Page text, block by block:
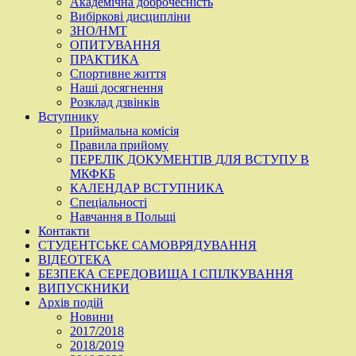
Вибіркові дисципліни
ЗНО/НМТ
ОПИТУВАННЯ
ПРАКТИКА
Спортивне життя
Наші досягнення
Розклад дзвінків
Вступнику
Приймальна комісія
Правила прийому
ПЕРЕЛІК ДОКУМЕНТІВ ДЛЯ ВСТУПУ В
МКФКБ
КАЛЕНДАР ВСТУПНИКА
Спеціальності
Навчання в Польщі
Контакти
СТУДЕНТСЬКЕ САМОВРЯДУВАННЯ
ВІДЕОТЕКА
БЕЗПЕКА СЕРЕДОВИЩА І СПІЛКУВАННЯ
ВИПУСКНИКИ
Архів подій
Новини
2017/2018
2018/2019